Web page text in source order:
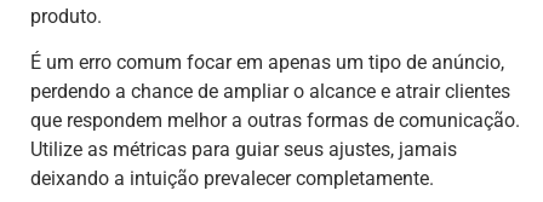
produto.
É um erro comum focar em apenas um tipo de anúncio,
perdendo a chance de ampliar o alcance e atrair clientes
que respondem melhor a outras formas de comunicação.
Utilize as métricas para guiar seus ajustes, jamais
deixando a intuição prevalecer completamente.